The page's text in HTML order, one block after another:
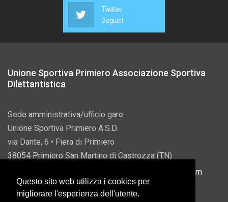
Twitter
Seguici
Unione Sportiva Primiero Associazione Sportiva
Dilettantistica
Sede amministrativa/ufficio gare:
Unione Sportiva Primiero A.S.D.
via Dante, 6 • Fiera di Primiero
38054 Primiero San Martino di Castrozza (TN)
info@usprimiero.com
Questo sito web utilizza i cookies per
migliorare l'esperienza dell'utente.